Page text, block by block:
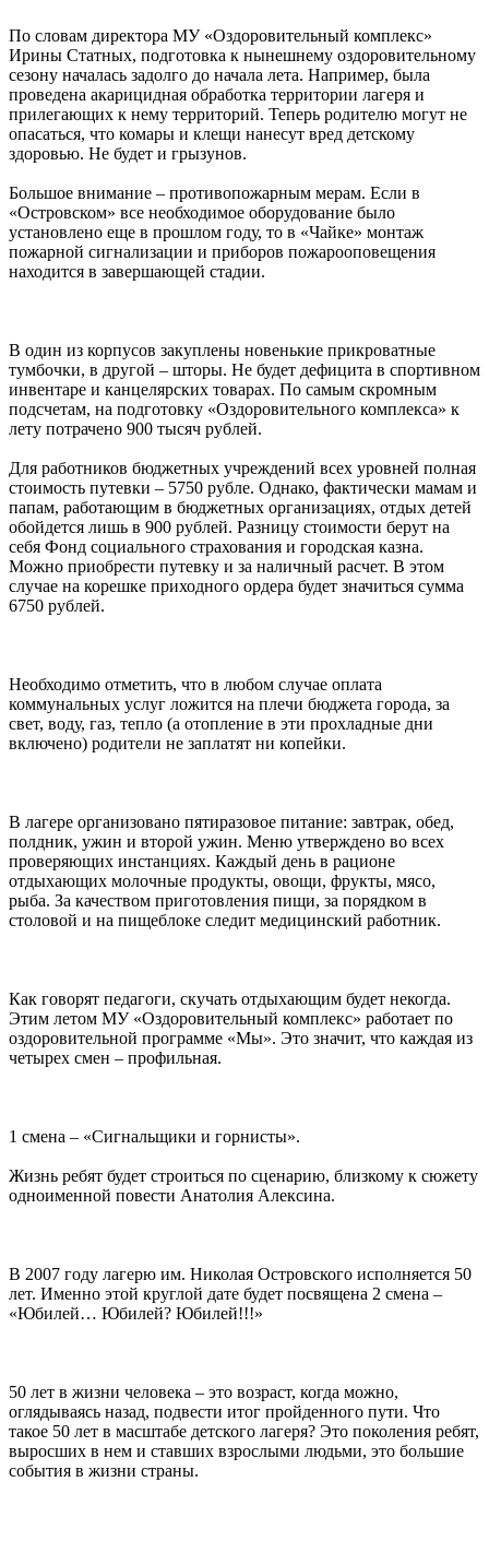
По словам директора МУ «Оздоровительный комплекс»
Ирины Статных, подготовка к нынешнему оздоровительному
сезону началась задолго до начала лета. Например, была
проведена акарицидная обработка территории лагеря и
прилегающих к нему территорий. Теперь родителю могут не
опасаться, что комары и клещи нанесут вред детскому
здоровью. Не будет и грызунов.
Большое внимание – противопожарным мерам. Если в
«Островском» все необходимое оборудование было
установлено еще в прошлом году, то в «Чайке» монтаж
пожарной сигнализации и приборов пожарооповещения
находится в завершающей стадии.
В один из корпусов закуплены новенькие прикроватные
тумбочки, в другой – шторы. Не будет дефицита в спортивном
инвентаре и канцелярских товарах. По самым скромным
подсчетам, на подготовку «Оздоровительного комплекса» к
лету потрачено 900 тысяч рублей.
Для работников бюджетных учреждений всех уровней полная
стоимость путевки – 5750 рубле. Однако, фактически мамам и
папам, работающим в бюджетных организациях, отдых детей
обойдется лишь в 900 рублей. Разницу стоимости берут на
себя Фонд социального страхования и городская казна.
Можно приобрести путевку и за наличный расчет. В этом
случае на корешке приходного ордера будет значиться сумма
6750 рублей.
Необходимо отметить, что в любом случае оплата
коммунальных услуг ложится на плечи бюджета города, за
свет, воду, газ, тепло (а отопление в эти прохладные дни
включено) родители не заплатят ни копейки.
В лагере организовано пятиразовое питание: завтрак, обед,
полдник, ужин и второй ужин. Меню утверждено во всех
проверяющих инстанциях. Каждый день в рационе
отдыхающих молочные продукты, овощи, фрукты, мясо,
рыба. За качеством приготовления пищи, за порядком в
столовой и на пищеблоке следит медицинский работник.
Как говорят педагоги, скучать отдыхающим будет некогда.
Этим летом МУ «Оздоровительный комплекс» работает по
оздоровительной программе «Мы». Это значит, что каждая из
четырех смен – профильная.
1 смена – «Сигнальщики и горнисты».
Жизнь ребят будет строиться по сценарию, близкому к сюжету
одноименной повести Анатолия Алексина.
В 2007 году лагерю им. Николая Островского исполняется 50
лет. Именно этой круглой дате будет посвящена 2 смена –
«Юбилей… Юбилей? Юбилей!!!»
50 лет в жизни человека – это возраст, когда можно,
оглядываясь назад, подвести итог пройденного пути. Что
такое 50 лет в масштабе детского лагеря? Это поколения ребят,
выросших в нем и ставших взрослыми людьми, это большие
события в жизни страны.